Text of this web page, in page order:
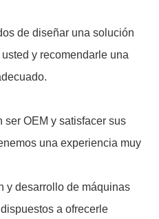
de diseñar una solución
y recomendarle una
ser OEM y satisfacer sus
una experiencia muy
y desarrollo de máquinas
a ofrecerle